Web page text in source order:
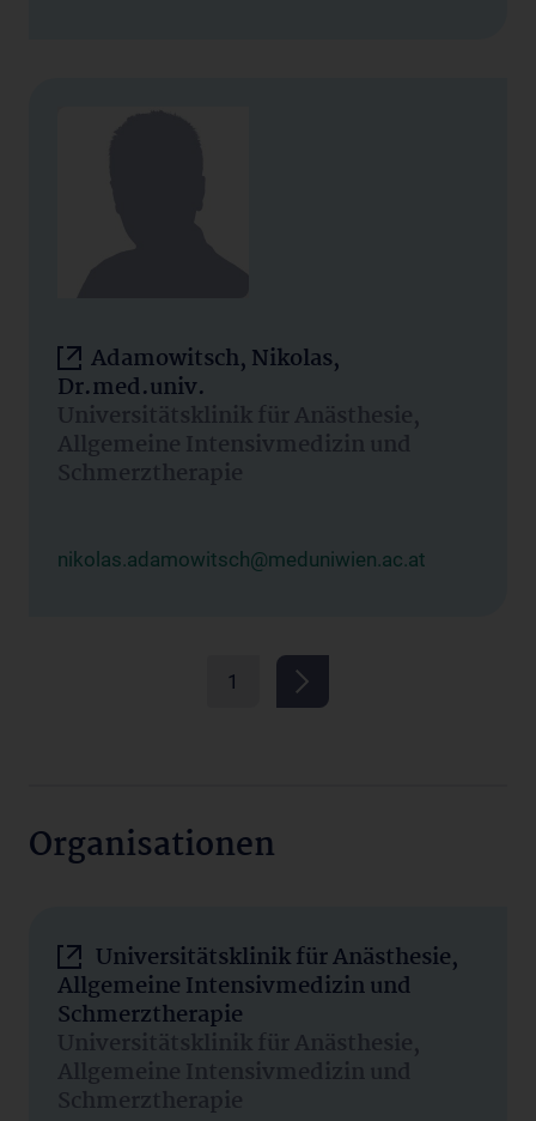
Adamowitsch, Nikolas,
Dr.med.univ.
Universitätsklinik für Anästhesie,
Allgemeine Intensivmedizin und
Schmerztherapie
nikolas.adamowitsch@meduniwien.ac.at
1
Organisationen
Universitätsklinik für Anästhesie,
Allgemeine Intensivmedizin und
Schmerztherapie
Universitätsklinik für Anästhesie,
Allgemeine Intensivmedizin und
Schmerztherapie